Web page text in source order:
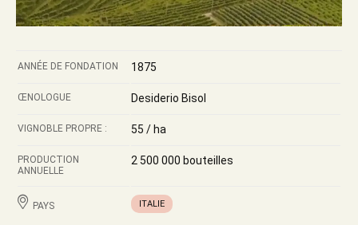
ANNÉE DE FONDATION 1875
ŒNOLOGUE Desiderio Bisol
VIGNOBLE PROPRE : 55 / ha
PRODUCTION
ANNUELLE
2 500 000 bouteilles
PAYS ITALIE